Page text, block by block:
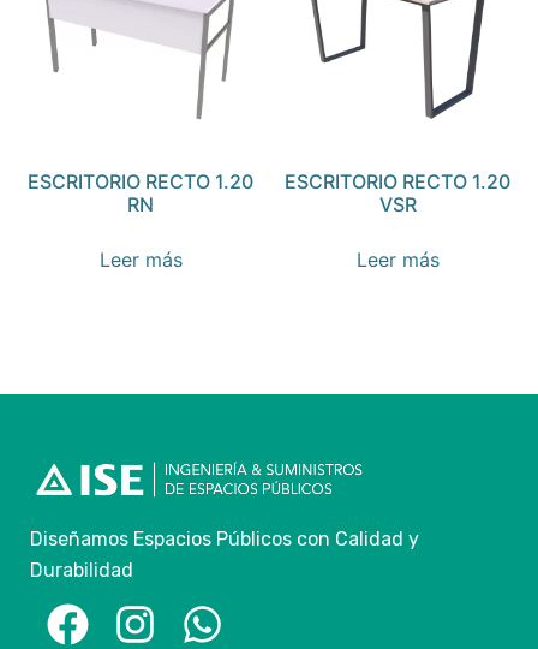
ESCRITORIO RECTO 1.20
RN
Leer más
ESCRITORIO RECTO 1.20
VSR
Leer más
Diseñamos Espacios Públicos con Calidad y
Durabilidad